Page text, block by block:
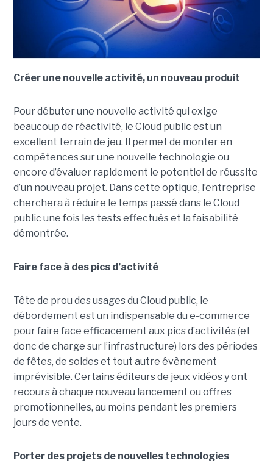
Créer une nouvelle activité, un nouveau produit
Pour débuter une nouvelle activité qui exige
beaucoup de réactivité, le Cloud public est un
excellent terrain de jeu. Il permet de monter en
compétences sur une nouvelle technologie ou
encore d’évaluer rapidement le potentiel de réussite
d’un nouveau projet. Dans cette optique, l’entreprise
cherchera à réduire le temps passé dans le Cloud
public une fois les tests effectués et la faisabilité
démontrée.
Faire face à des pics d’activité
Tête de prou des usages du Cloud public, le
débordement est un indispensable du e-commerce
pour faire face efficacement aux pics d’activités (et
donc de charge sur l’infrastructure) lors des périodes
de fêtes, de soldes et tout autre évènement
imprévisible. Certains éditeurs de jeux vidéos y ont
recours à chaque nouveau lancement ou offres
promotionnelles, au moins pendant les premiers
jours de vente.
Porter des projets de nouvelles technologies